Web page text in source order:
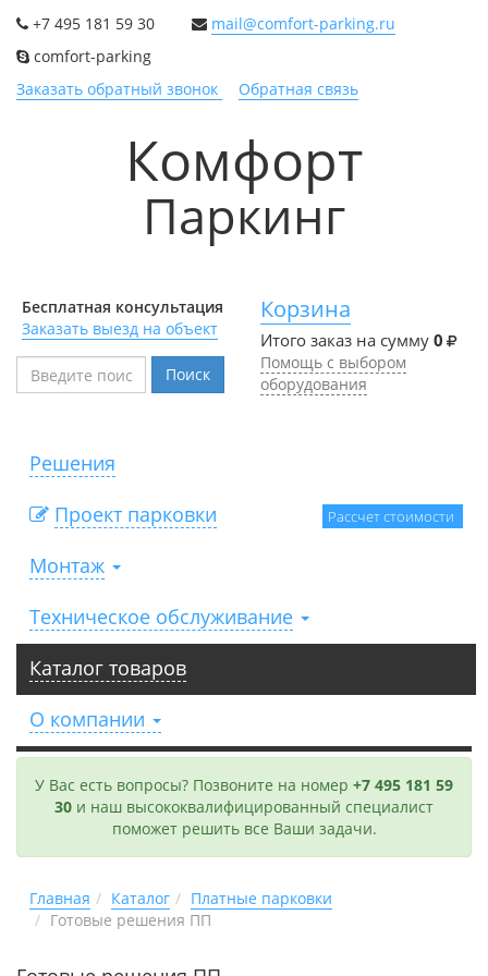
+7 495 181 59 30
mail@comfort-parking.ru
comfort-parking
Заказать обратный звонок
Обратная связь
Комфорт
Паркинг
Бесплатная консультация
Заказать выезд на объект
Поиск
Корзина
Итого заказ на сумму 0
Помощь с выбором
оборудования
Решения
Рассчет стоимости
Проект парковки
Монтаж
Техническое обслуживание
Каталог товаров
О компании
У Вас есть вопросы? Позвоните на номер +7 495 181 59
30 и наш высококвалифицированный специалист
поможет решить все Ваши задачи.
Главная Каталог
Платные парковки
Готовые решения ПП